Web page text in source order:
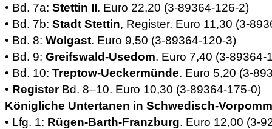
• Bd. 7a: Stettin II. Euro 22,20 (3-89364-126-2)
• Bd. 7b: Stadt Stettin, Register. Euro 11,30 (3-
• Bd. 8: Wolgast. Euro 9,50 (3-89364-120-3)
• Bd. 9: Greifswald-Usedom. Euro 7,40 (3-89364-
• Bd. 10: Treptow-Ueckermünde. Euro 5,20 (3-
• RegisterBd. 8–10. Euro 10,30 (3-89364-175-0)
Königliche Untertanen in Schwedisch-
• Lfg. 1: Rügen-Barth-Franzburg. Euro 12,00 (3-